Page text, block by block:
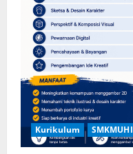
Kurikulum SMKMUHI